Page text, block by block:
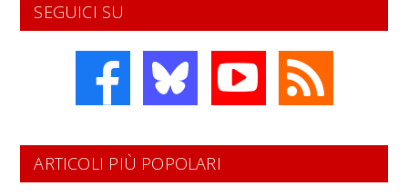
SEGUICI SU
ARTICOLI PIÙ POPOLARI